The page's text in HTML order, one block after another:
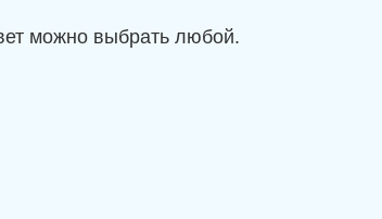
можно выбрать любой.